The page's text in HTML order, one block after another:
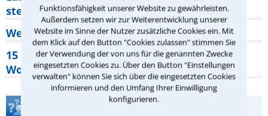
Funktionsfähigkeit unserer Website zu gewährleisten.
Außerdem setzen wir zur Weiterentwicklung unserer
Website im Sinne der Nutzer zusätzliche Cookies ein. Mit
dem Klick auf den Button "Cookies zulassen" stimmen Sie
der Verwendung der von uns für die genannten Zwecke
eingesetzten Cookies zu. Über den Button "Einstellungen
verwalten" können Sie sich über die eingesetzten Cookies
informieren und den Umfang Ihrer Einwilligung
konfigurieren.
stehen mir zu?
Wer muss Zweitwohnungssteuer zahlen?
15 elementare Rechte, die jeder
Wohnungseigentümer kennen sollte
Teste Dein Rechtswissen